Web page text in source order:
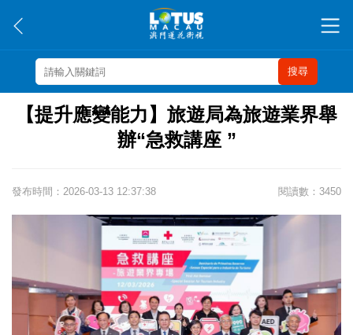
搜尋
【提升應變能力】旅遊局為旅遊業界舉
辦“急救講座 ”
發布時間：2026-03-13 12:37:38 閱讀數：3450